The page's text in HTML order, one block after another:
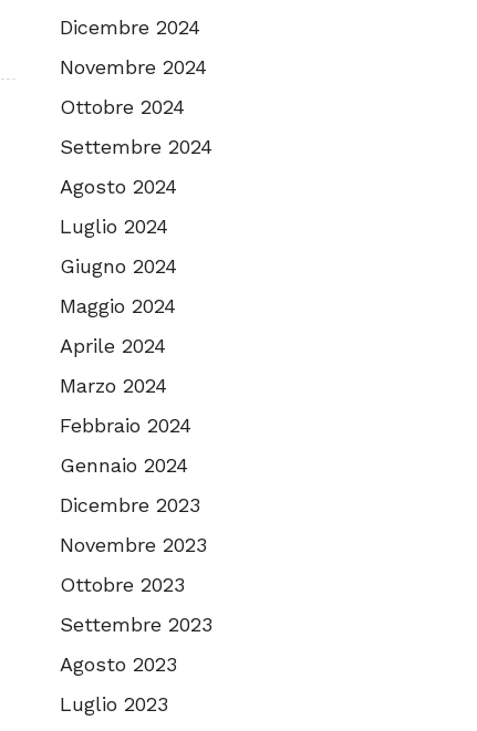
Dicembre 2024
Novembre 2024
Ottobre 2024
Settembre 2024
Agosto 2024
Luglio 2024
Giugno 2024
Maggio 2024
Aprile 2024
Marzo 2024
Febbraio 2024
Gennaio 2024
Dicembre 2023
Novembre 2023
Ottobre 2023
Settembre 2023
Agosto 2023
Luglio 2023